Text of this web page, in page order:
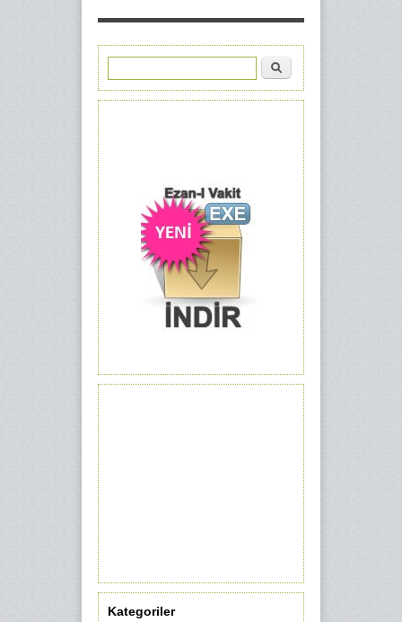
Arama formu
Ara
Kategoriler